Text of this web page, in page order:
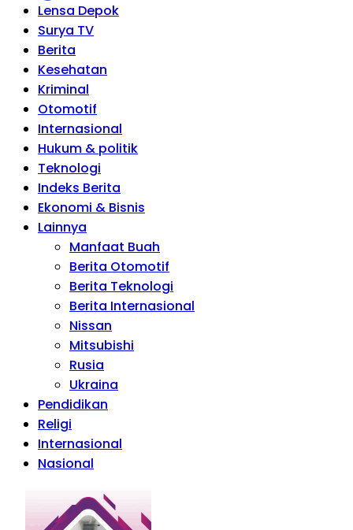
Lensa Depok
Surya TV
Berita
Kesehatan
Kriminal
Otomotif
Internasional
Hukum & politik
Teknologi
Indeks Berita
Ekonomi & Bisnis
Lainnya
Manfaat Buah
Berita Otomotif
Berita Teknologi
Berita Internasional
Nissan
Mitsubishi
Rusia
Ukraina
Pendidikan
Religi
Internasional
Nasional